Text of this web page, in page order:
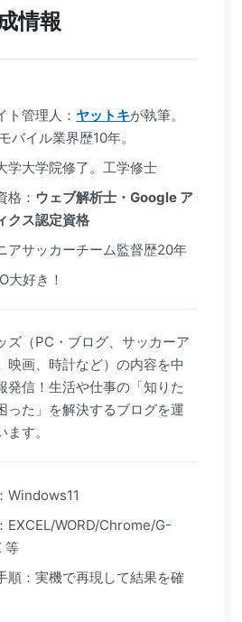
情報
ト管理人： ヤットキが執筆。
バイル業界歴10年。
学大学院修了。工学修士
格： ウェブ解析士・Google ア
クス認定資格
アサッカーチーム監督歴20年
大好き！
ズ（PC・ブログ、サッカーア
映画、時計など）の内容を中
発信！生活や仕事の「知りた
った」を解決するブログを運
ます。
Windows11
EXCEL/WORD/Chrome/G-
等
順：実機で再現して結果を確